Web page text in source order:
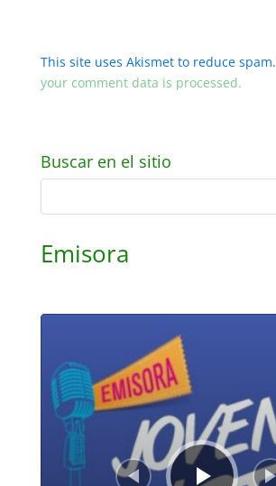
This site uses Akismet to reduce spam.
your comment data is processed.
Buscar en el sitio
Emisora
Audio